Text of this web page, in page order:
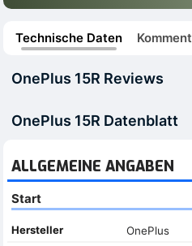
Technische Daten
OnePlus 15R Reviews
OnePlus 15R Datenblatt
ALLGEMEINE ANGABEN
Start
Hersteller OnePlus